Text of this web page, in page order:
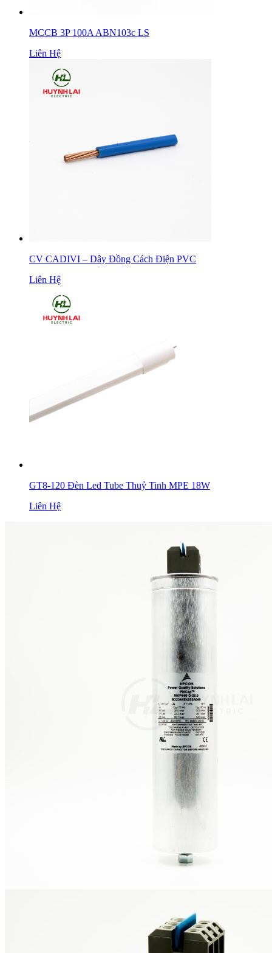
MCCB 3P 100A ABN103c LS
Liên Hệ
CV CADIVI – Dây Đồng Cách Điện PVC
Liên Hệ
GT8-120 Đèn Led Tube Thuỷ Tinh MPE 18W
Liên Hệ